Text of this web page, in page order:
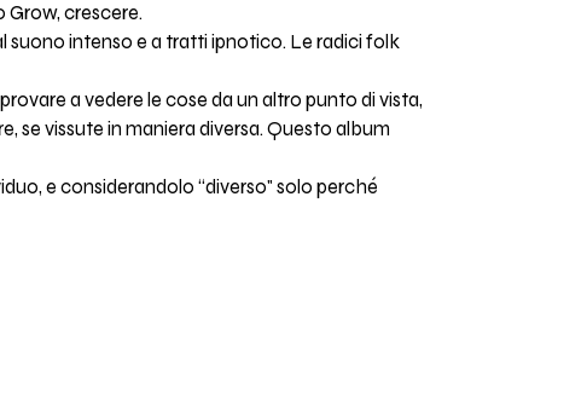
Grow, crescere.
suono intenso e a tratti ipnotico. Le radici folk
a vedere le cose da un altro punto di vista,
se vissute in maniera diversa. Questo album
e considerandolo “diverso" solo perché